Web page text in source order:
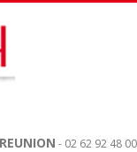
- 02 62 92 48 00